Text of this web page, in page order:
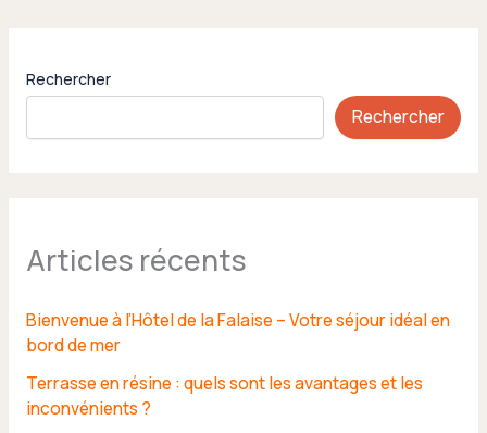
Rechercher
Rechercher
Articles récents
Bienvenue à l’Hôtel de la Falaise – Votre séjour idéal en
bord de mer
Terrasse en résine : quels sont les avantages et les
inconvénients ?